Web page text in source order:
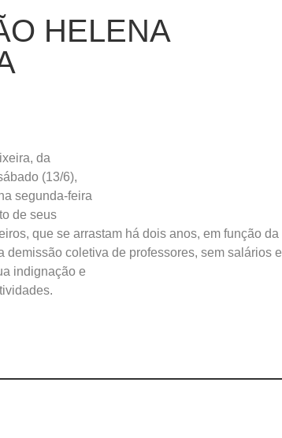
HELENA
da
(13/6),
segunda-feira
de seus
que se arrastam há dois anos, em função da
coletiva de professores, sem salários e
indignação e